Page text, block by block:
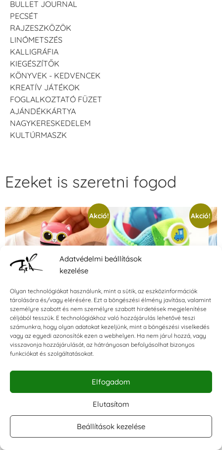
Adatvédelmi beállítások
kezelése
Olyan technológiákat használunk, mint a sütik, az eszközinformációk
tárolására és/vagy elérésére. Ezt a böngészési élmény javítása, valamint
személyre szabott és nem személyre szabott hirdetések megjelenítése
céljából tesszük. E technológiákhoz való hozzájárulás lehetővé teszi
számunkra, hogy olyan adatokat kezeljünk, mint a böngészési viselkedés
vagy az egyedi azonosítók ezen a webhelyen. Ha nem járul hozzá, vagy
visszavonja hozzájárulását, az hátrányosan befolyásolhat bizonyos
funkciókat és szolgáltatásokat.
Elfogadom
Elutasítom
Beállítások kezelése
BULLET JOURNAL
PECSÉT
RAJZESZKÖZÖK
LINÓMETSZÉS
KALLIGRÁFIA
KIEGÉSZÍTŐK
KÖNYVEK - KEDVENCEK
KREATÍV JÁTÉKOK
FOGLALKOZTATÓ FÜZET
AJÁNDÉKKÁRTYA
NAGYKERESKEDELEM
KULTÚRMASZK
Ezeket is szeretni fogod
Akció!
Egyszínű Villámnyomda –
Ovisjel nyomda – Pink Cica
– Ruhanyomda
5.00
6.990Ft 5.990Ft
Akció!
Cipötty – 10 db (5 pár)
Értékelés:
3.990 2.990
Iratkozz fel hírlevelünkre!